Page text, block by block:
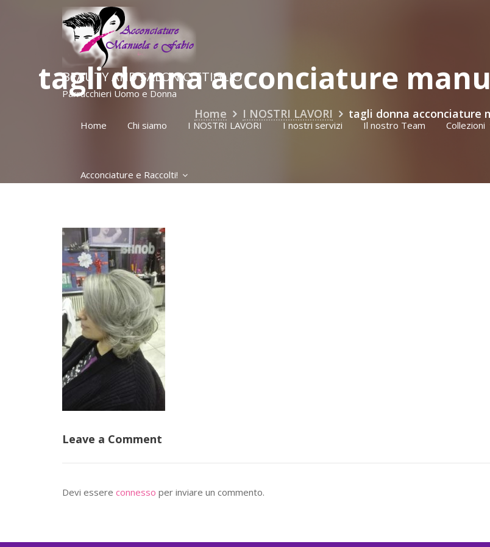
BEAUTY AND SALON CITTIGLIO
Parrucchieri Uomo e Donna
Home Chi siamo I NOSTRI LAVORI I nostri servizi Il nostro Team Collezioni
Acconciature e Raccolti!
tagli donna acconciature
Home I NOSTRI LAVORI tagli donna acconciature
Leave a Comment
Devi essere connesso per inviare un commento.